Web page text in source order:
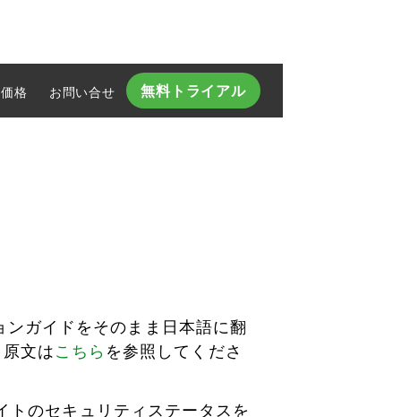
価格 お問い合せ​ 無料トライアル
ガイドをそのまま日本語に翻
文はこちら を参照してくださ
のセキュリティステータスを